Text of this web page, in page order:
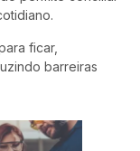
ficar,
barreiras